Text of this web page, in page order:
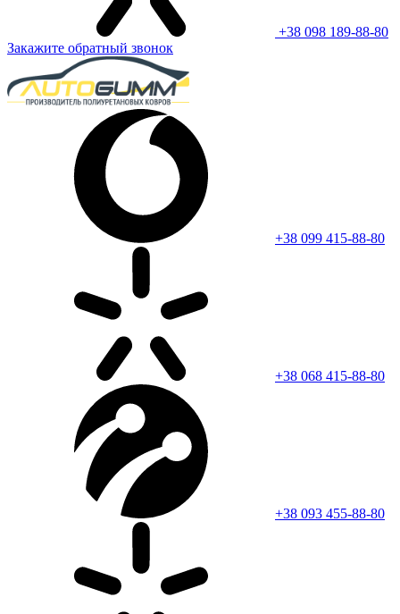
+38 098 189-88-80
Закажите обратный звонок
+38 099 415-88-80
+38 068 415-88-80
+38 093 455-88-80